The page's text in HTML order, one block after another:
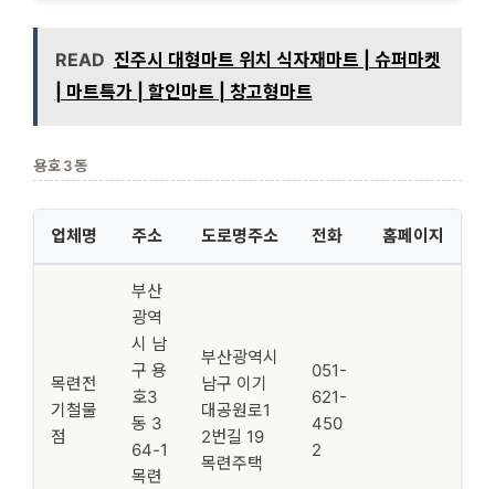
READ 진주시 대형마트 위치 식자재마트 | 슈퍼마켓
| 마트특가 | 할인마트 | 창고형마트
용호3동
업체명 주소 도로명주소 전화 홈페이지
목련전
기철물
점
부산
광역
시 남
구 용
호3
동 3
64-1
목련
부산광역시
남구 이기
대공원로1
2번길 19
목련주택
051-
621-
450
2